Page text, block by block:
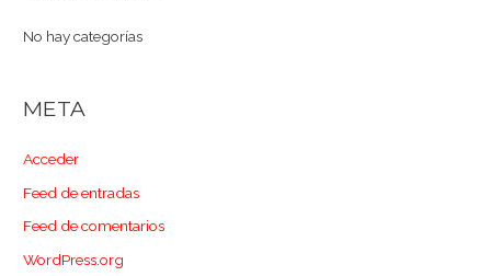
No hay categorías
META
Acceder
Feed de entradas
Feed de comentarios
WordPress.org